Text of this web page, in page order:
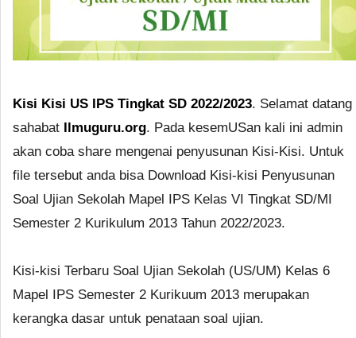
Kisi Kisi US IPS Tingkat SD 2022/2023. Selamat datang
sahabat Ilmuguru.org. Pada kesemUSan kali ini admin
akan coba share mengenai penyusunan Kisi-Kisi. Untuk
file tersebut anda bisa Download Kisi-kisi Penyusunan
Soal Ujian Sekolah Mapel IPS Kelas VI Tingkat SD/MI
Semester 2 Kurikulum 2013 Tahun 2022/2023.
Kisi-kisi Terbaru Soal Ujian Sekolah (US/UM) Kelas 6
Mapel IPS Semester 2 Kurikuum 2013 merupakan
kerangka dasar untuk penataan soal ujian.